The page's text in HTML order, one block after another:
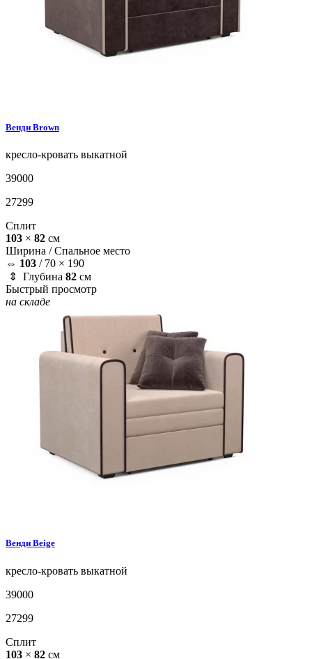
Венди Brown
кресло-кровать выкатной
39000
27299
Сплит
103 × 82 см
Ширина /Спальное место
⇔ 103 / 70 × 190
⇕ Глубина 82 см
Быстрый просмотр
на складе
Венди Beige
кресло-кровать выкатной
39000
27299
Сплит
103 × 82 см